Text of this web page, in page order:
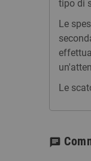
tipo di
Le
Le
chat